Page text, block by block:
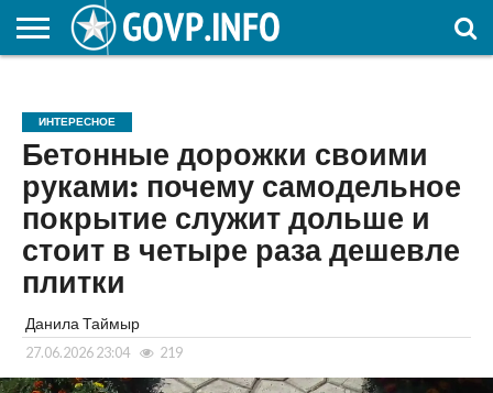
ОБРАЗОВАНИЕ
ИНТЕРЕСНОЕ
Бетонные дорожки своими
руками: почему самодельное
покрытие служит дольше и
стоит в четыре раза дешевле
плитки
Данила Таймыр
27.06.2026 23:04 219